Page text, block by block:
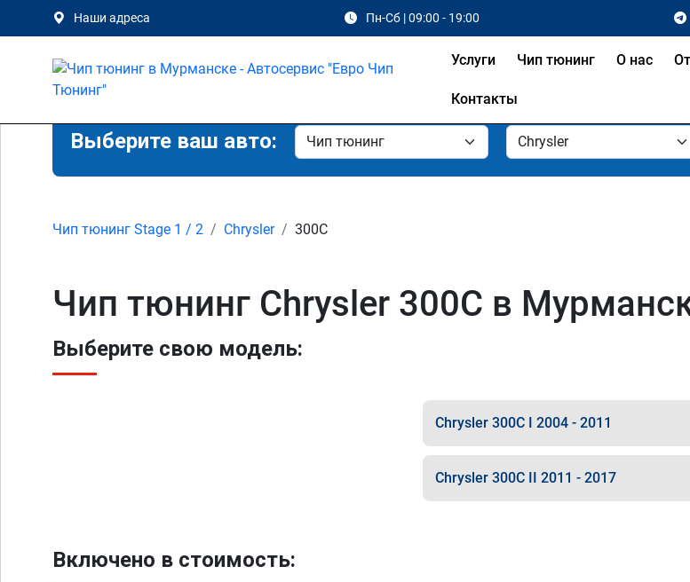
Наши адреса Пн-Сб | 09:00 - 19:00
Услуги Чип тюнинг О нас
Контакты
Выберите ваш авто:
Чип тюнинг Stage 1 / 2 Chrysler 300C
Чип тюнинг Chrysler 300C в
Выберите свою модель:
Chrysler 300C I 2004 - 2011
Chrysler 300C II 2011 - 2017
Включено в стоимость: